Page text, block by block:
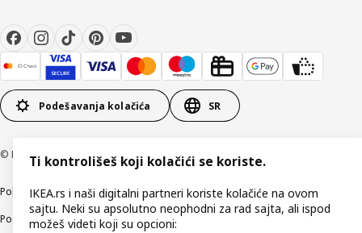
Podešavanja kolačića SR
© Inter IKEA Systems B.V 1999-2026
Politika privatnostiKako koristimo kolačiće (Cookies)Načini poslovanja
Podaci o kompaniji IKEA Srbija
Ti kontrolišeš koji kolačići se koriste.
IKEA.rs i naši digitalni partneri koriste kolačiće na ovom
sajtu. Neki su apsolutno neophodni za rad sajta, ali ispod
možeš videti koji su opcioni: